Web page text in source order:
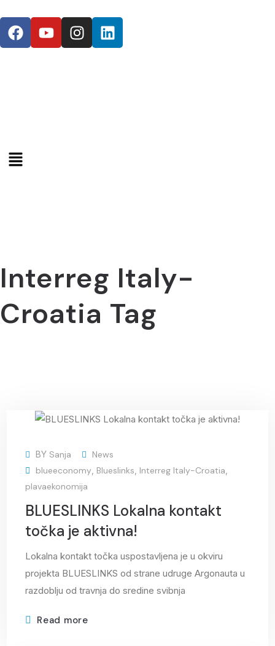
Interreg Italy-
Croatia Tag
May
BY Sanja
News
blueeconomy Blueslinks Interreg Italy-Croatia
plavaekonomija
BLUESLINKS Lokalna kontakt
točka je aktivna!
Lokalna kontakt točka uspostavljena je u okviru
projekta BLUESLINKS od strane udruge Argonauta u
razdoblju od travnja do sredine svibnja
Read more